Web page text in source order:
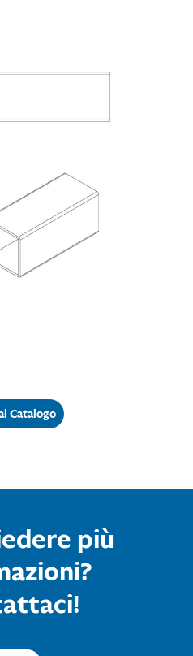
Catalogo
più